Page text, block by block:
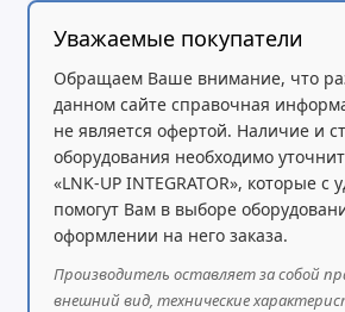
Уважаемые покупатели
Обращаем Ваше внимание, что
данном сайте справочная
не является офертой. Наличие и
оборудования необходимо
«LNK-UP INTEGRATOR», которые с
помогут Вам в выборе
оформлении на него заказа.
Производитель оставляет за собой
внешний вид, технические